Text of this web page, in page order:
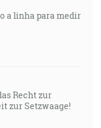
a linha para medir
Recht zur
zur Setzwaage!